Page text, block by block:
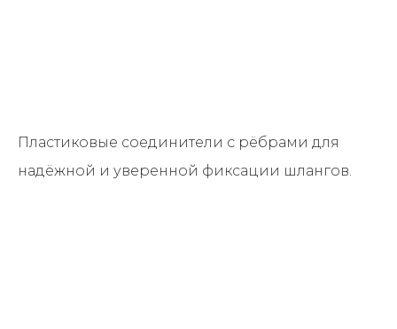
Пластиковые соединители с рёбрами для
надёжной и уверенной фиксации шлангов.